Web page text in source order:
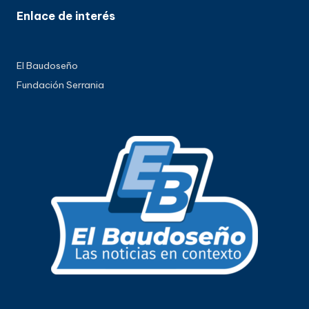
Enlace de interés
El Baudoseño
Fundación Serrania